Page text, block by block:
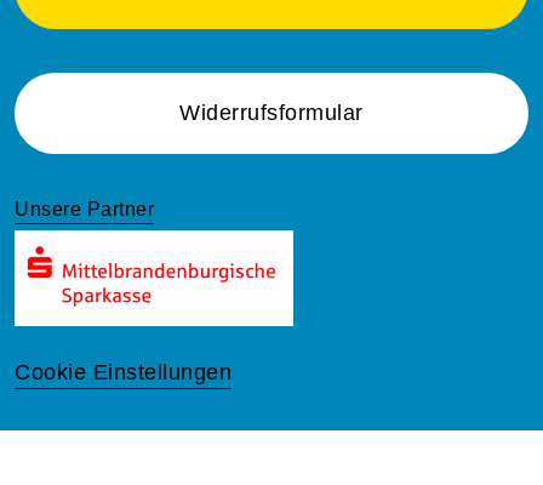
Widerrufsformular
Unsere Partner
Cookie Einstellungen